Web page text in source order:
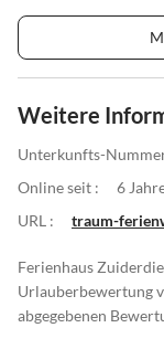
Weitere
Unterkunfts-
Online seit :
6
URL :
traum-
Ferienhaus
Urlauberbewertung
abgegebenen